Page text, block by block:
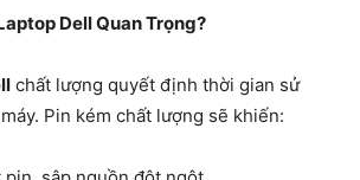
Dell Quan Trọng?
chất lượng quyết định thời gian sử
Pin kém chất lượng sẽ khiến: